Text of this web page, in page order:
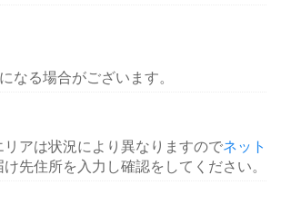
なる場合がございます。
アは状況により異なりますのでネット
先住所を入力し確認をしてください。